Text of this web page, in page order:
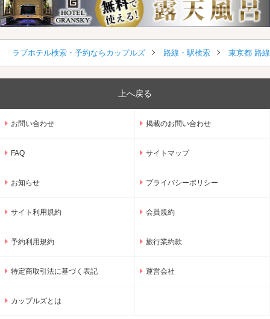
ラブホテル検索・予約ならカップルズ 路線・駅検索 東京都 路
上へ戻る
お問い合わせ 掲載のお問い合わせ
FAQ サイトマップ
お知らせ プライバシーポリシー
サイト利用規約 会員規約
予約利用規約 旅行業約款
特定商取引法に基づく表記 運営会社
カップルズとは